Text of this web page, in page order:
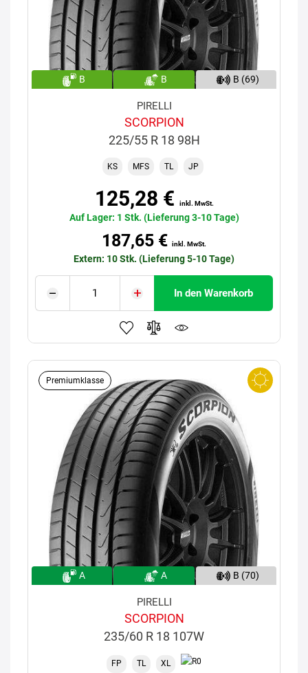
B B B (69)
PIRELLI
SCORPION
225/55 R 18 98H
KS MFS TL JP
125,28 € inkl. MwSt.
Auf Lager: 1 Stk. (Lieferung 3-10 Tage)
187,65 € inkl. MwSt.
Extern: 10 Stk. (Lieferung 5-10 Tage)
In den Warenkorb
Premiumklasse
A A B (70)
PIRELLI
SCORPION
235/60 R 18 107W
FP TL XL